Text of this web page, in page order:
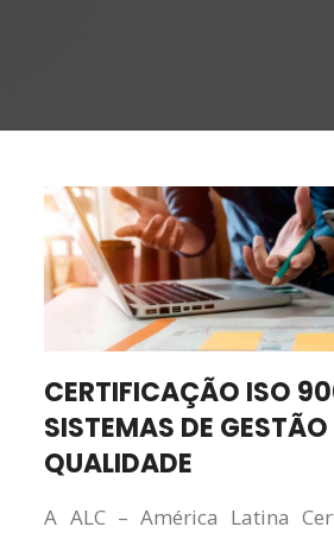
CERTIFICAÇÃO ISO
SISTEMAS DE
QUALIDADE
A ALC – América Latina